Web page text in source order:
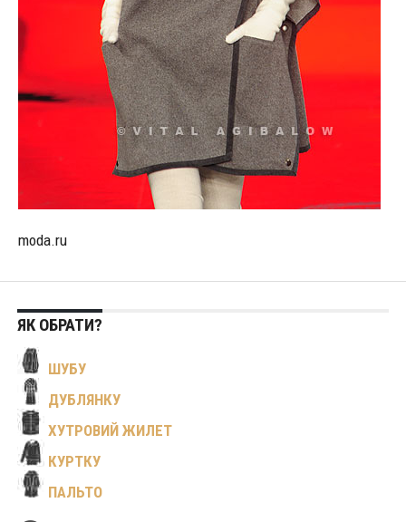
moda.ru
ЯК ОБРАТИ?
ШУБУ
ДУБЛЯНКУ
ХУТРОВИЙ ЖИЛЕТ
КУРТКУ
ПАЛЬТО